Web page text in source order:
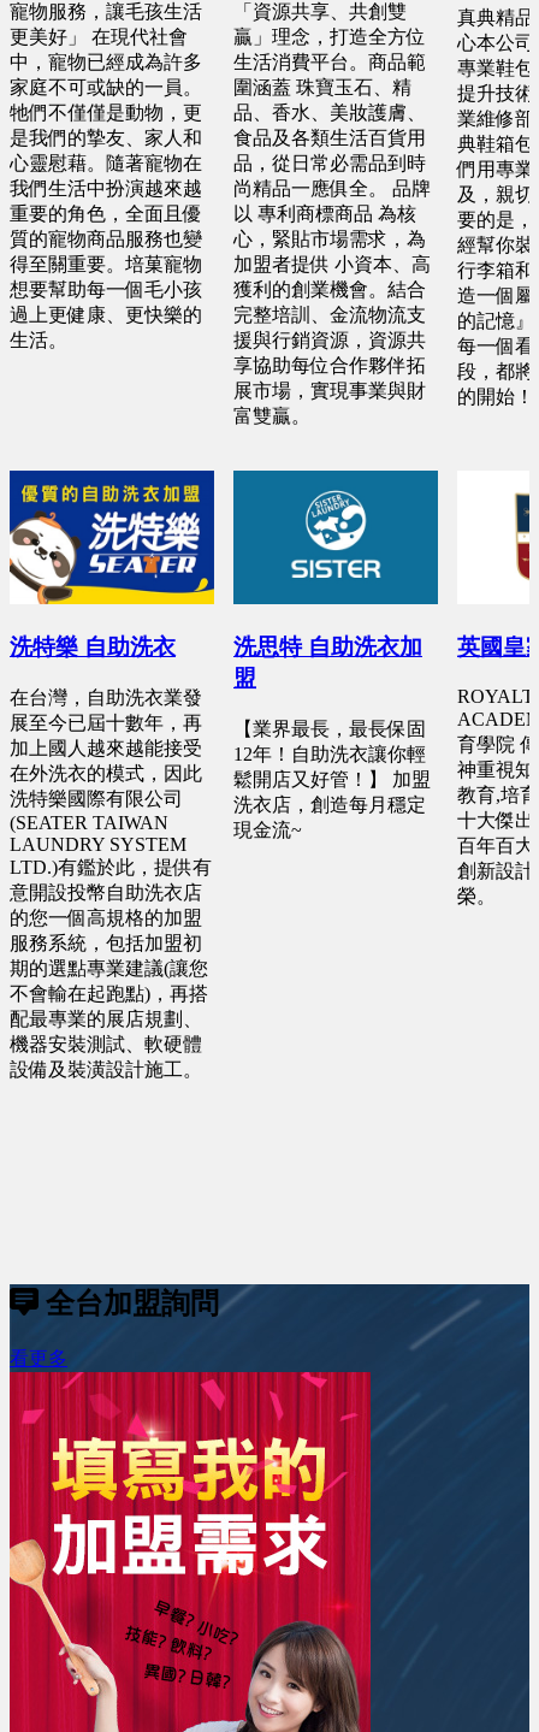
寵物服務，讓毛孩生活
更美好」 在現代社會
中，寵物已經成為許多
家庭不可或缺的一員。
牠們不僅僅是動物，更
是我們的摯友、家人和
心靈慰藉。隨著寵物在
我們生活中扮演越來越
重要的角色，全面且優
質的寵物商品服務也變
得至關重要。培菓寵物
想要幫助每一個毛小孩
過上更健康、更快樂的
生活。
洗特樂 自助洗衣
在台灣，自助洗衣業發
展至今已屆十數年，再
加上國人越來越能接受
在外洗衣的模式，因此
洗特樂國際有限公司
(SEATER TAIWAN
LAUNDRY SYSTEM
LTD.)有鑑於此，提供有
意開設投幣自助洗衣店
的您一個高規格的加盟
服務系統，包括加盟初
期的選點專業建議(讓您
不會輸在起跑點)，再搭
配最專業的展店規劃、
機器安裝測試、軟硬體
設備及裝潢設計施工。
「資源共享、共創雙
贏」理念，打造全方位
生活消費平台。商品範
圍涵蓋 珠寶玉石、精
品、香水、美妝護膚、
食品及各類生活百貨用
品，從日常必需品到時
尚精品一應俱全。 品牌
以 專利商標商品 為核
心，緊貼市場需求，為
加盟者提供 小資本、高
獲利的創業機會。結合
完整培訓、金流物流支
援與行銷資源，資源共
享協助每位合作夥伴拓
展市場，實現事業與財
富雙贏。
洗思特 自助洗衣加
盟
【業界最長，最長保固
12年！自助洗衣讓你輕
鬆開店又好管！】 加盟
洗衣店，創造每月穩定
現金流~
真典精品
心本公司
專業鞋包
提升技術
業維修部
典鞋箱包
們用專業
及，親
要的是，
經幫你裝
行李箱和
造一個屬
的記憶
每一個看
段，都將
的開始！
英國皇
育學院
神重視知
教育,培
十大傑出
百年百大
創新設計
榮。
全台加盟詢問
看更多